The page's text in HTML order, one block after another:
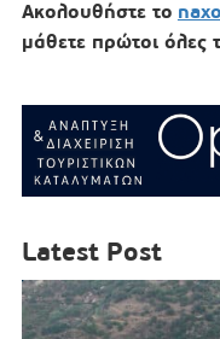
Ακολουθήστε το
μάθετε πρώτοι όλες
Latest Post